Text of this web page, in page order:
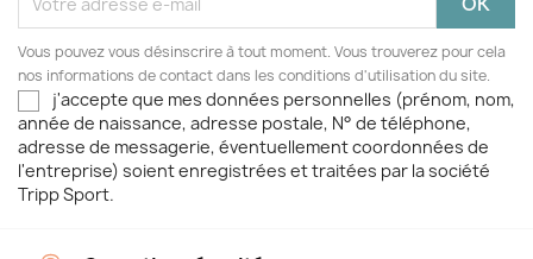
Vous pouvez vous désinscrire à tout moment. Vous trouverez pour cela
nos informations de contact dans les conditions d'utilisation du site.
j'accepte que mes données personnelles (prénom, nom,
année de naissance, adresse postale, N° de téléphone,
adresse de messagerie, éventuellement coordonnées de
l'entreprise) soient enregistrées et traitées par la société
Tripp Sport.